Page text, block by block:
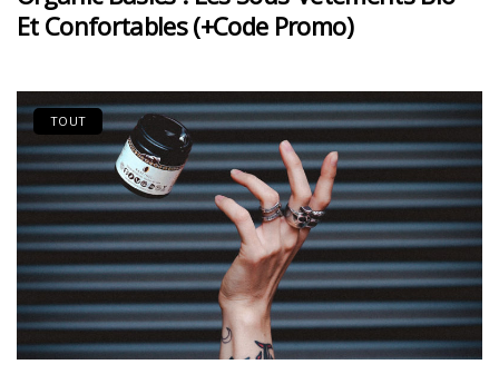
Et Confortables (+code Promo)
TOUT